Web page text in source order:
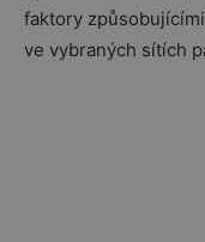
faktory
ve vybraných sítích